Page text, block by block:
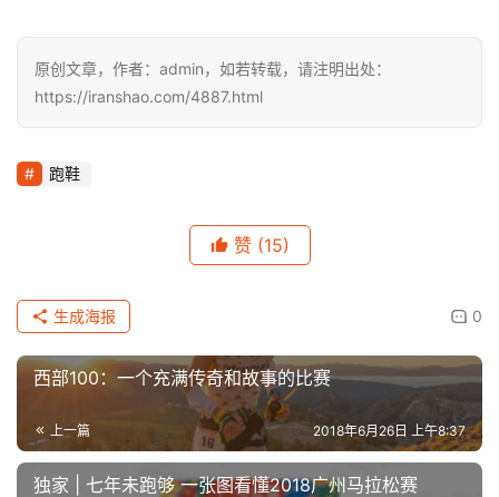
原创文章，作者：admin，如若转载，请注明出处：
https://iranshao.com/4887.html
跑鞋
赞 (15)
0
生成海报
西部100：一个充满传奇和故事的比赛
上一篇 2018年6月26日 上午8:37
独家 | 七年未跑够 一张图看懂2018广州马拉松赛